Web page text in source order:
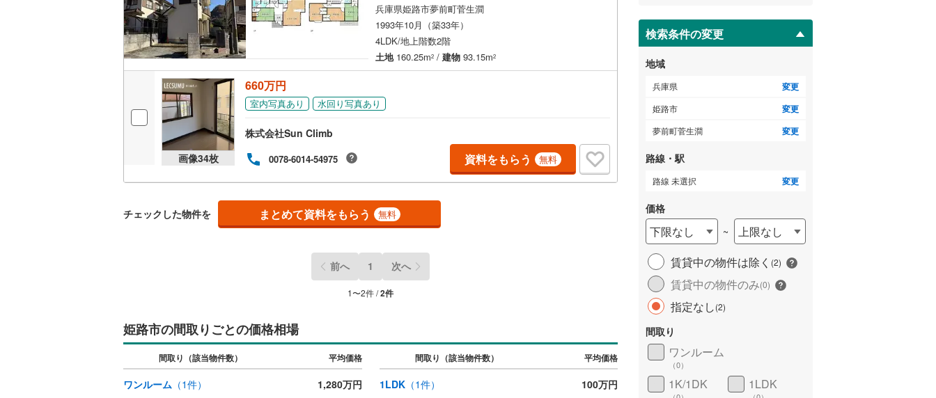
兵庫県姫路市夢前町菅生澗
1993年10月（築33年）
4LDK/地上階数2階
土地160.25m2 / 建物 93.15m2
画像34枚
660万円
室内写真あり 水回り写真あり
株式会社Sun Climb
0078-6014-54975 資料をもらう 無料
チェックした物件を まとめて資料をもらう 無料
前へ 1 次へ
1〜2件 /2件
姫路市の間取りごとの価格相場
間取り（該当物件数） 平均価格 間取り（該当物件数） 平均価格
ワンルーム （1件） 1,280万円 1LDK（1件） 100万円
ジ
に
保
存
す
る
検索条件の変更
地域
兵庫県 変更
姫路市 変更
夢前町菅生澗 変更
路線・駅
路線 未選択 変更
価格
下限なし ~
上限なし
賃貸中の物件は除く (2)
賃貸中の物件のみ(0)
指定なし(2)
間取り
ワンルーム
（0）
1K/1DK 1LDK
飾東町八重畑(1) 東雲町
白浜町(6)
新在家( 実法寺
城北新町
町坪(2)
土山(2
苫編(2)
西夢前台(1)
野里(1)
林田町口佐見(1) 東辻井(1)
) 広畑区吾妻町
広畑区蒲田(5) 広畑区才( 1
広畑区東夢前台(
広峰(1) 別所町小林
1) 別所町別所 保城 (2)
的形町的形(3
キッチン
販売、価格、契約、入居関連など
即入居可能（0）
浴室
浴室乾燥機あり （0
収納
ウォークインクローゼット
バルコニー、庭
構造・規模・施工・品質・工法関連
耐震、免震、制震構造
住宅性能評価付き（0） 長期優良住宅 ）